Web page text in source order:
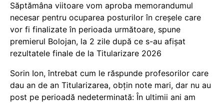
Săptămâna viitoare vom aproba memorandumul
necesar pentru ocuparea posturilor în creșele care
vor fi finalizate în perioada următoare, spune
premierul Bolojan, la 2 zile după ce s-au afișat
rezultatele finale de la Titularizare 2026
Sorin Ion, întrebat cum le răspunde profesorilor care
dau an de an Titularizarea, obțin note mari, dar nu au
post pe perioadă nedeterminată: În ultimii ani am